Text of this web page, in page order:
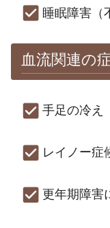
睡眠障害（
血流関連の
手足の冷え
レイノー症
更年期障害